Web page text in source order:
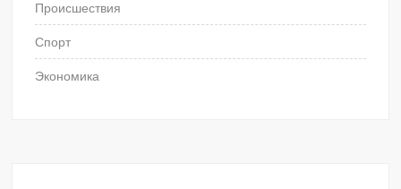
Происшествия
Спорт
Экономика